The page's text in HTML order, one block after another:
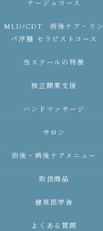
ナージュコース
MLD/CDT 術後ケア・リン
パ浮腫 セラピストコース
当スクールの特徴
独立開業支援
ハンドマッサージ
サロン
術後・病後ケアメニュー
取扱商品
健草医学舎
よくある質問